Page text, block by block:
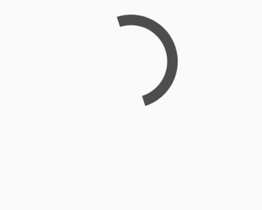
Loading...